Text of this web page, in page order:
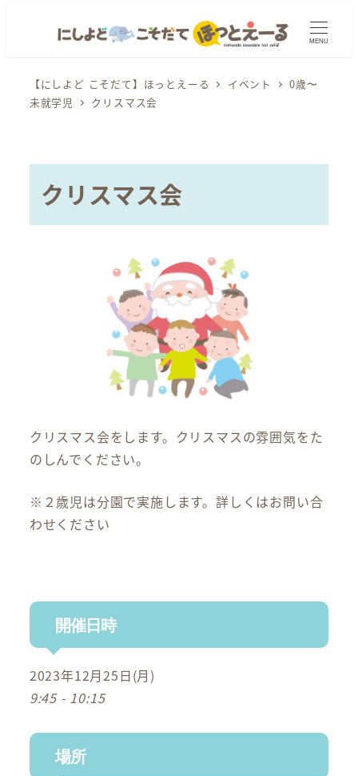
MENU
【にしよど こそだて】ほっとえーる イベント
0歳〜
未就学児
クリスマス会
クリスマス会
クリスマス会をします。クリスマスの雰囲気をた
のしんでください。
※２歳児は分園で実施します。詳しくはお問い合
わせください
開催日時
2023年12月25日(月)
9:45 - 10:15
場所